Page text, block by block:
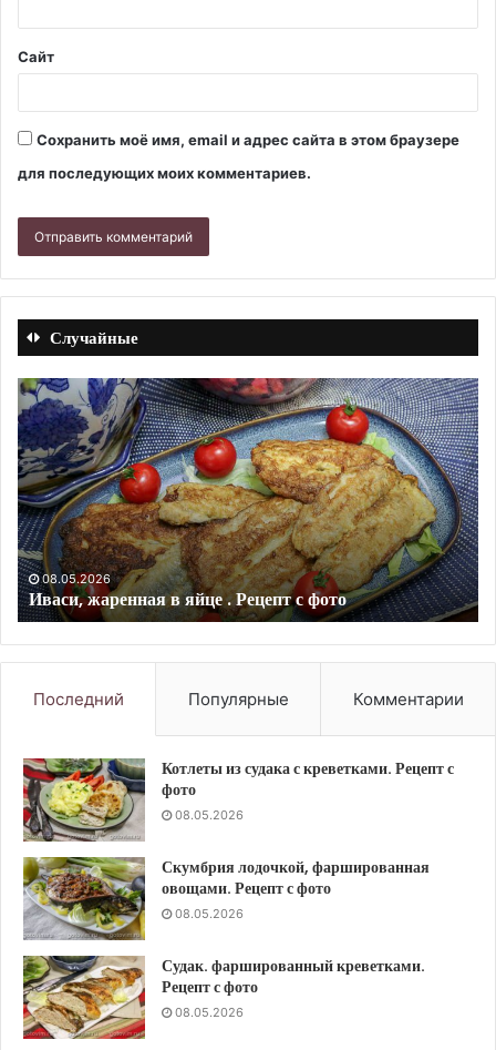
Сайт
Сохранить моё имя, email и адрес сайта в этом браузере
для последующих моих комментариев.
Случайные
Макрурус,
жаренный
в
панировке.
Рецепт
с
фото
08.05.2026
Макрурус, жаренный в панировке. Рецепт с фото
из
с
в
с
Последний Популярные Комментарии
Котлеты из судака с креветками. Рецепт с
фото
08.05.2026
Скумбрия лодочкой, фаршированная
овощами. Рецепт с фото
08.05.2026
Судак. фаршированный креветками.
Рецепт с фото
08.05.2026